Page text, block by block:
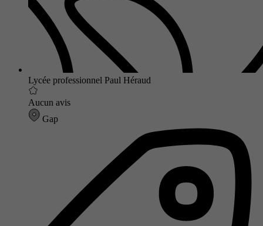
Lycée professionnel Paul Héraud
Aucun avis
Gap